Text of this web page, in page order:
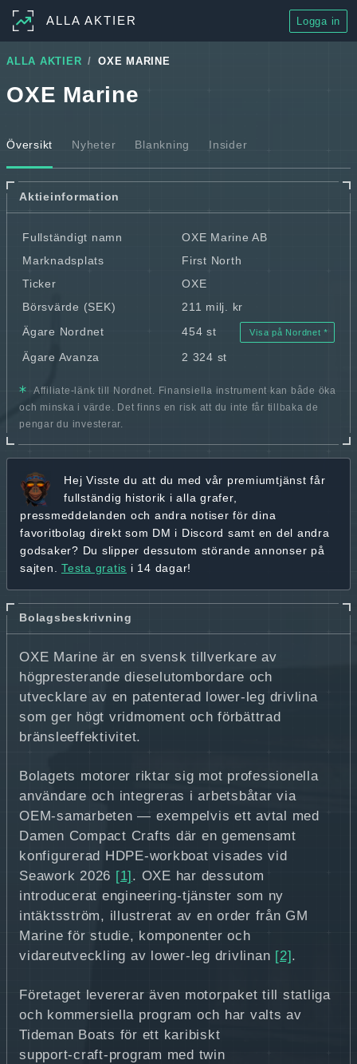
ALLA AKTIER Logga in
ALLA AKTIER OXE MARINE
OXE Marine
Översikt Nyheter Blankning Insider
Aktieinformation
Fullständigt namn
OXE Marine AB
Marknadsplats
First North
Ticker
OXE
Börsvärde (SEK)
211 milj. kr
Ägare Nordnet
454 st Visa på Nordnet
Ägare Avanza 2 324 st
Affiliate-länk till Nordnet. Finansiella instrument kan både öka
och minska i värde. Det finns en risk att du inte får tillbaka de
pengar du investerar.
Hej Visste du att du med vår premiumtjänst får
fullständig historik i alla grafer,
pressmeddelanden och andra notiser för dina
favoritbolag direkt som DM i Discord samt en del andra
godsaker? Du slipper dessutom störande annonser på
sajten. Testa gratis i 14 dagar!
Bolagsbeskrivning
OXE Marine är en svensk tillverkare av
högpresterande dieselutombordare och
utvecklare av en patenterad lower‑leg drivlina
som ger högt vridmoment och förbättrad
bränsleeffektivitet.
Bolagets motorer riktar sig mot professionella
användare och integreras i arbetsbåtar via
OEM‑samarbeten — exempelvis ett avtal med
Damen Compact Crafts där en gemensamt
konfigurerad HDPE‑workboat visades vid
Seawork 2026 [1] . OXE har dessutom
introducerat engineering‑tjänster som ny
intäktsström, illustrerat av en order från GM
Marine för studie, komponenter och
vidareutveckling av lower‑leg drivlinan [2] .
Företaget levererar även motorpaket till statliga
och kommersiella program och har valts av
Tideman Boats för ett karibiskt
support‑craft‑program med twin